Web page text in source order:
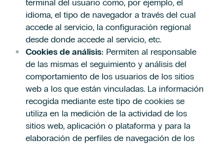
terminal del usuario como, por ejemplo, el
idioma, el tipo de navegador a través del cual
accede al servicio, la configuración regional
desde donde accede al servicio, etc.
Cookies de análisis: Permiten al responsable
de las mismas el seguimiento y análisis del
comportamiento de los usuarios de los sitios
web a los que están vinculadas. La información
recogida mediante este tipo de cookies se
utiliza en la medición de la actividad de los
sitios web, aplicación o plataforma y para la
elaboración de perfiles de navegación de los